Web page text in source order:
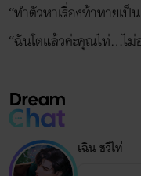
“ทำตัวหาเรื่องท้าทายเป็
เฉิน ชวีไท่